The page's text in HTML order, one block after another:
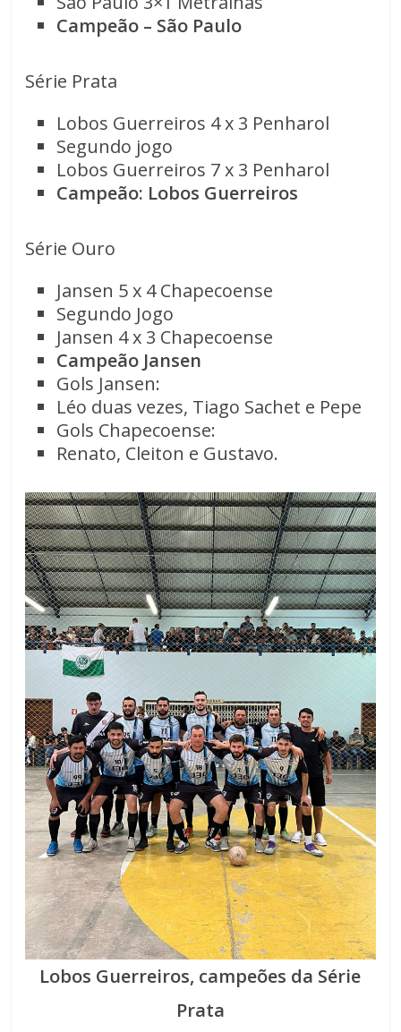
Campeão – São Paulo
Série Prata
Lobos Guerreiros 4 x 3 Penharol
Segundo jogo
Lobos Guerreiros 7 x 3 Penharol
Campeão: Lobos Guerreiros
Série Ouro
Jansen 5 x 4 Chapecoense
Segundo Jogo
Jansen 4 x 3 Chapecoense
Campeão Jansen
Gols Jansen:
Léo duas vezes, Tiago Sachet e Pepe
Gols Chapecoense:
Renato, Cleiton e Gustavo.
Lobos Guerreiros, campeões da Série
Prata